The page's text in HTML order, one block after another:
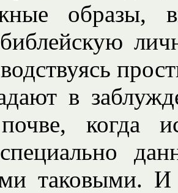
образы,
в
когда
таковыми.